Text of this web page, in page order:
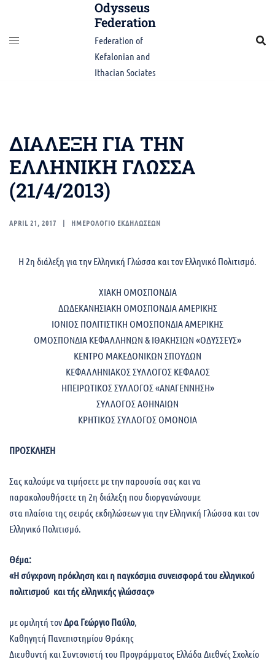
content
Odysseus
Federation
Federation of
Kefalonian and
Ithacian Sociates
ΔΙΑΛΕΞΗ ΓΙΑ ΤΗΝ
ΕΛΛΗΝΙΚΗ ΓΛΩΣΣΑ
(21/4/2013)
APRIL 21, 2017 ΗΜΕΡΟΛΟΓΙΟ ΕΚΔΗΛΩΣΕΩΝ
Η 2η διάλεξη για την Ελληνική Γλώσσα και τον Ελληνικό Πολιτισμό.
ΧΙΑΚΗ ΟΜΟΣΠΟΝΔΙΑ
ΔΩΔΕΚΑΝΗΣΙΑΚΗ ΟΜΟΣΠΟΝΔΙΑ ΑΜΕΡΙΚΗΣ
ΙΟΝΙΟΣ ΠΟΛΙΤΙΣΤΙΚΗ ΟΜΟΣΠΟΝΔΙΑ ΑΜΕΡΙΚΗΣ
ΟΜΟΣΠΟΝΔΙΑ ΚΕΦΑΛΛΗΝΩΝ & ΙΘΑΚΗΣΙΩΝ «ΟΔΥΣΣΕΥΣ»
ΚΕΝΤΡΟ ΜΑΚΕΔΟΝΙΚΩΝ ΣΠΟΥΔΩΝ
ΚΕΦΑΛΛΗΝΙΑΚΟΣ ΣΥΛΛΟΓΟΣ ΚΕΦΑΛΟΣ
ΗΠΕΙΡΩΤΙΚΟΣ ΣΥΛΛΟΓΟΣ «ΑΝΑΓΕΝΝΗΣΗ»
ΣΥΛΛΟΓΟΣ ΑΘΗΝΑΙΩΝ
ΚΡΗΤΙΚΟΣ ΣΥΛΛΟΓΟΣ ΟΜΟΝΟΙΑ
ΠΡΟΣΚΛΗΣΗ
Σας καλούμε να τιμήσετε με την παρουσία σας και να
παρακολουθήσετε τη 2η διάλεξη που διοργανώνουμε
στα πλαίσια της σειράς εκδηλώσεων για την Ελληνική Γλώσσα και τον
Ελληνικό Πολιτισμό.
Θέμα:
«Η σύγχρονη πρόκληση και η παγκόσμια συνεισφορά του ελληνικού
πολιτισμού και τής ελληνικής γλώσσας»
με ομιλητή τονΔρα Γεώργιο Παύλο,
Καθηγητή Πανεπιστημίου Θράκης
Διευθυντή και Συντονιστή του Προγράμματος Ελλάδα Διεθνές Σχολείο